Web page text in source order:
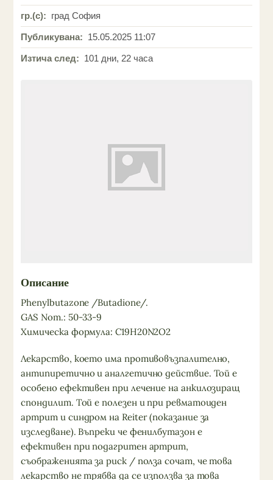
гр.(с): град София
Публикувана: 15.05.2025 11:07
Изтича след: 101 дни, 22 часа
Описание
Phenylbutazone /Butadione/.
GAS Nom.: 50-33-9
Химическа формула: C19H20N2O2
Лекарство, което има противовъзпалително,
антипиретично и аналгетично действие. Той е
особено ефективен при лечение на анкилозиращ
спондилит. Той е полезен и при ревматоиден
артрит и синдром на Reiter (показание за
изследване). Въпреки че фенилбутазон е
ефективен при подагритен артрит,
съображенията за риск / полза сочат, че това
лекарство не трябва да се използва за това